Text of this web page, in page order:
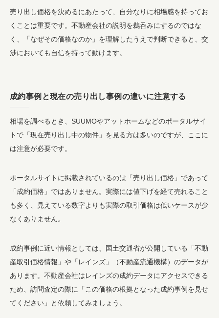
売り出し価格を決めるにあたって、自分なりに相場感を持ってお
くことは重要です。不動産会社の説明を鵜呑みにするのではな
く、「なぜその価格なのか」を理解したうえで判断できると、交
渉においても自信を持って動けます。
成約事例と現在の売り出し事例の違いに注意する
相場を調べるとき、SUUMOやアットホームなどのポータルサイ
トで「現在売り出し中の物件」を見る方は多いのですが、ここに
は注意が必要です。
ポータルサイトに掲載されているのは「売り出し価格」であって
「成約価格」ではありません。実際には値下げを経て売れること
も多く、見えている数字よりも実際の取引価格は低いケースが少
なくありません。
成約事例に近い情報としては、国土交通省が公開している「不動
産取引価格情報」や「レインズ」（不動産流通機構）のデータが
あります。不動産会社はレインズの成約データにアクセスできる
ため、訪問査定の際に「この価格の根拠となった成約事例を見せ
てください」と依頼してみましょう。